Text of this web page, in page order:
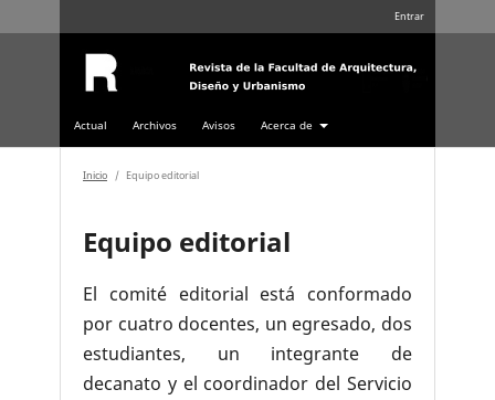
Actual Archivos Avisos Acerca de
Entrar
Inicio / Equipo editorial
Equipo editorial
El comité editorial está conformado
por cuatro docentes, un egresado, dos
estudiantes, un integrante de
decanato y el coordinador del Servicio